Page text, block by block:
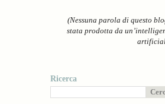
(Nessuna parola di questo
stata prodotta da
Ricerca